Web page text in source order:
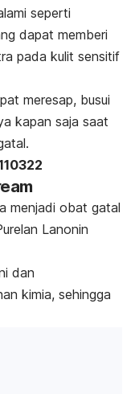
seperti
dapat memberi
pada kulit sensitif
meresap, busui
kapan saja saat
menjadi obat gatal
Lanonin
dan
kimia, sehingga